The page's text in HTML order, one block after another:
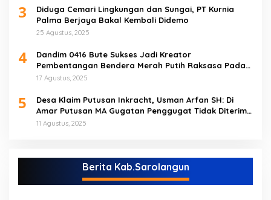
3
Diduga Cemari Lingkungan dan Sungai, PT Kurnia
Palma Berjaya Bakal Kembali Didemo
25 Agustus, 2025
4
Dandim 0416 Bute Sukses Jadi Kreator
Pembentangan Bendera Merah Putih Raksasa Pada
Peringatan HUT RI ke 80 di Tebo
17 Agustus, 2025
5
Desa Klaim Putusan Inkracht, Usman Arfan SH: Di
Amar Putusan MA Gugatan Penggugat Tidak Diterima
(NO)
11 Agustus, 2025
Berita Kab.Sarolangun